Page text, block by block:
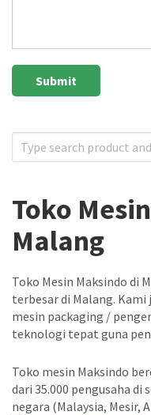
Toko
Malang
Toko Mesin Maksindo di
terbesar di Malang. Kami
mesin packaging /
teknologi tepat guna
Toko mesin Maksindo
dari 35.000 pengusaha di
negara (Malaysia, Mesir,